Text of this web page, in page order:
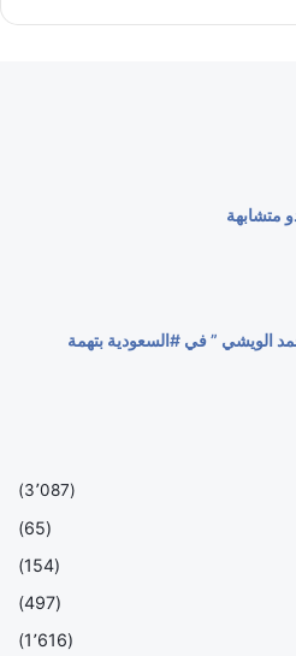
متشابهة
الويشي ” في #السعودية بتهمة
(3٬087)
(65)
(154)
(497)
(1٬616)